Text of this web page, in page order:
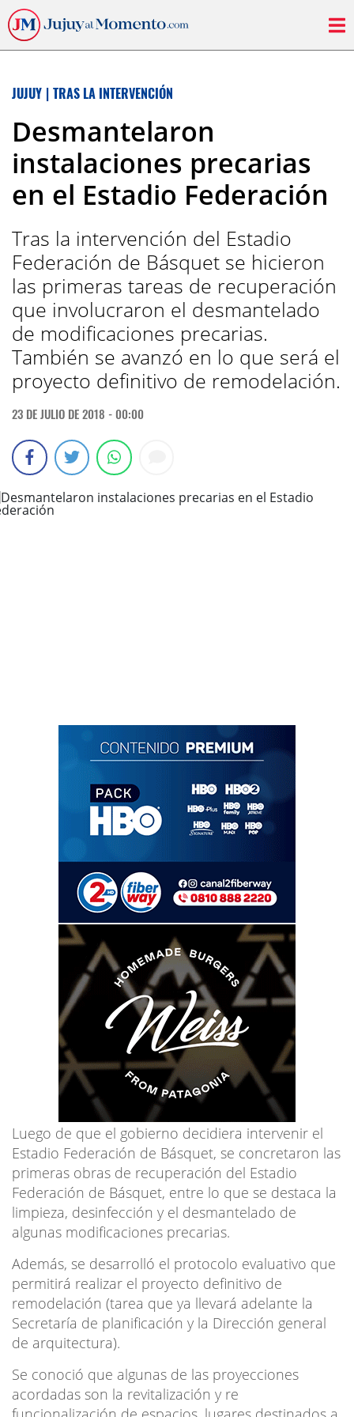
JUJUY | TRAS LA INTERVENCIÓN
Desmantelaron
instalaciones precarias
en el Estadio Federación
Tras la intervención del Estadio
Federación de Básquet se hicieron
las primeras tareas de recuperación
que involucraron el desmantelado
de modificaciones precarias.
También se avanzó en lo que será el
proyecto definitivo de remodelación.
23 DE JULIO DE 2018 - 00:00
Luego de que el gobierno decidiera intervenir el
Estadio Federación de Básquet, se concretaron las
primeras obras de recuperación del Estadio
Federación de Básquet, entre lo que se destaca la
limpieza, desinfección y el desmantelado de
algunas modificaciones precarias.
Además, se desarrolló el protocolo evaluativo que
permitirá realizar el proyecto definitivo de
remodelación (tarea que ya llevará adelante la
Secretaría de planificación y la Dirección general
de arquitectura).
Se conoció que algunas de las proyecciones
acordadas son la revitalización y re